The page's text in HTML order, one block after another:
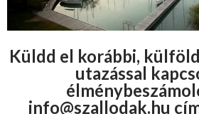
Küldd el korábbi,
utazással
info@szallodak.hu